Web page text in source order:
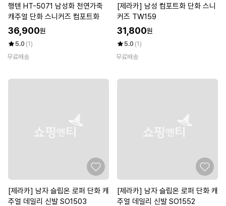
행텐 HT-5071 남성화 천연가죽
캐주얼 단화 스니커즈 컴포트화
36,900원
5.0 (1)
무료배송
[제라카] 남성 컴포트화 단화 스니
커즈 TW159
31,800원
5.0 (1)
무료배송
[제라카] 남자 슬립온 로퍼 단화 캐
주얼 데일리 신발 SO1503
[제라카] 남자 슬립온 로퍼 단화 캐
주얼 데일리 신발 SO1552